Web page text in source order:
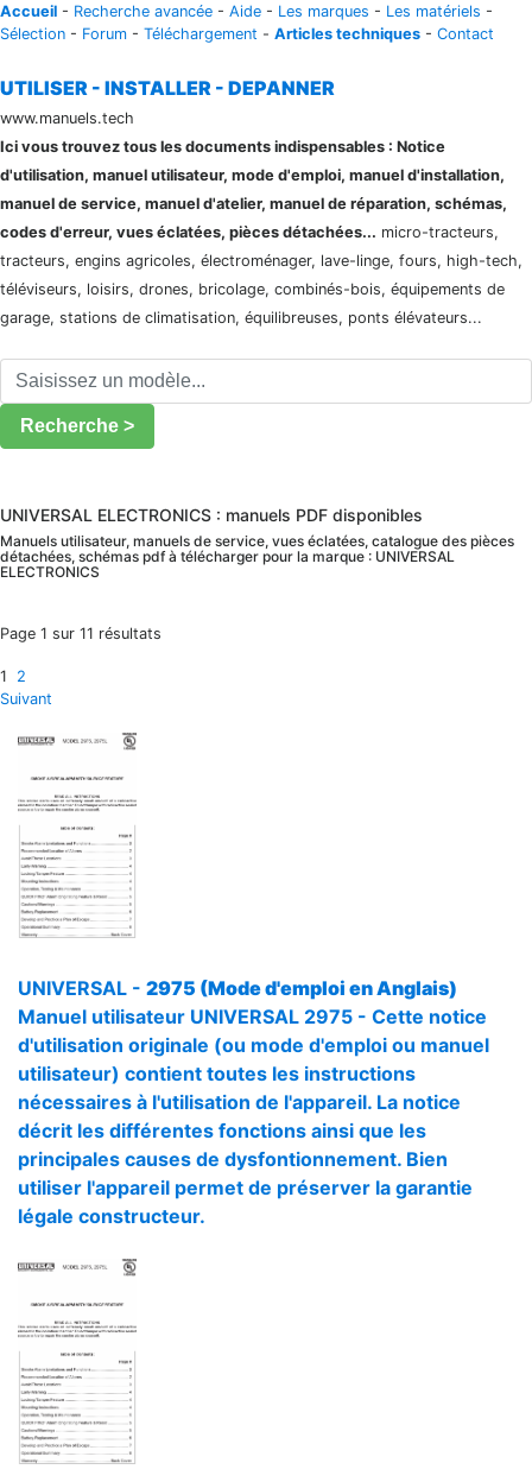
Accueil - Recherche avancée - Aide - Les marques - Les matériels -
Sélection - Forum - Téléchargement - Articles techniques - Contact
UTILISER - INSTALLER - DEPANNER
www.manuels.tech
Ici vous trouvez tous les documents indispensables : Notice
d'utilisation, manuel utilisateur, mode d'emploi, manuel d'installation,
manuel de service, manuel d'atelier, manuel de réparation, schémas,
codes d'erreur, vues éclatées, pièces détachées... micro-tracteurs,
tracteurs, engins agricoles, électroménager, lave-linge, fours, high-tech,
téléviseurs, loisirs, drones, bricolage, combinés-bois, équipements de
garage, stations de climatisation, équilibreuses, ponts élévateurs...
Recherche >
UNIVERSAL ELECTRONICS : manuels PDF disponibles
Manuels utilisateur, manuels de service, vues éclatées, catalogue des pièces
détachées, schémas pdf à télécharger pour la marque : UNIVERSAL
ELECTRONICS
Page 1 sur 11 résultats
1 2
Suivant
UNIVERSAL - 2975 (Mode d'emploi en Anglais)
Manuel utilisateur UNIVERSAL 2975 - Cette notice
d'utilisation originale (ou mode d'emploi ou manuel
utilisateur) contient toutes les instructions
nécessaires à l'utilisation de l'appareil. La notice
décrit les différentes fonctions ainsi que les
principales causes de dysfontionnement. Bien
utiliser l'appareil permet de préserver la garantie
légale constructeur.